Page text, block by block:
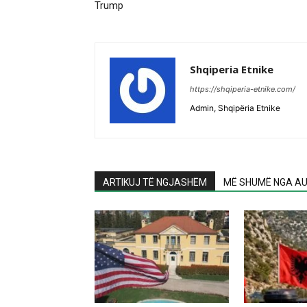
Trump
Shqiperia Etnike
https://shqiperia-etnike.com/
Admin, Shqipëria Etnike
ARTIKUJ TË NGJASHËM MË SHUMË NGA